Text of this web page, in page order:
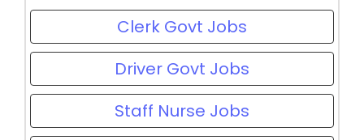
Clerk Govt Jobs
Driver Govt Jobs
Staff Nurse Jobs